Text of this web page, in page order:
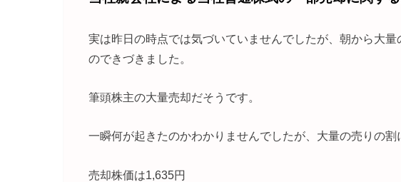
実は昨日の時点では気づいていませんでしたが、朝から大
のできづきました。
筆頭株主の大量売却だそうです。
一瞬何が起きたのかわかりませんでしたが、大量の売りの割
売却株価は1,635円